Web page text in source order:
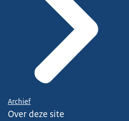
Archief
Over deze site